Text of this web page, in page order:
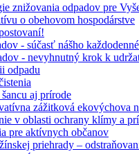
znižovania odpadov pre
o obehovom hospodárstve
- súčasť nášho
- nevyhnutný krok k
odpadu
aj prírode
zážitková ekovýchova
v oblasti ochrany klímy a
pre aktívnych občanov
priehrady –